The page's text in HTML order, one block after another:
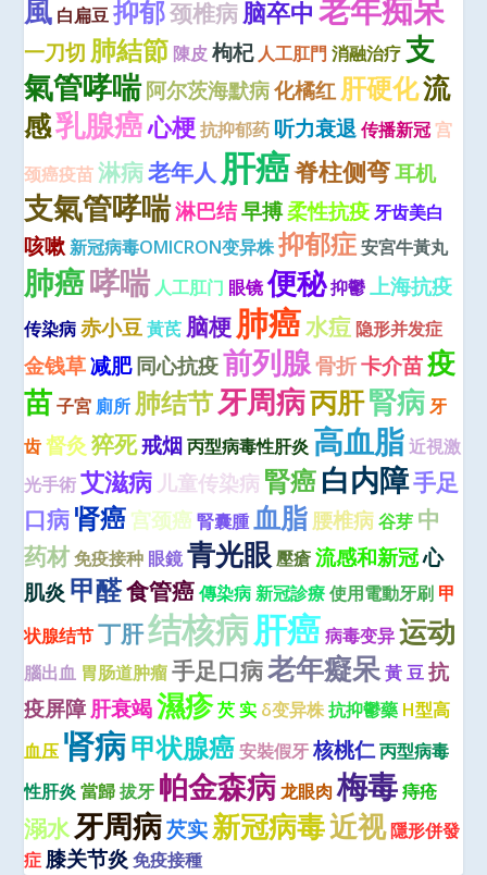
風 白扁豆 抑郁颈椎病脑卒中 老年痴呆
一刀切 肺結節 陳皮 枸杞 人工肛門 消融治疗 支
氣管哮喘阿尔茨海默病化橘红肝硬化流
感乳腺癌心梗 抗抑郁药 听力衰退传播新冠 宫
颈癌疫苗 淋病老年人 肝癌脊柱侧弯耳机
支氣管哮喘淋巴结早搏柔性抗疫 牙齿美白
咳嗽 新冠病毒OMICRON变异株抑郁症 安宮牛黃丸
肺癌哮喘 人工肛门 眼镜便秘抑鬱 上海抗疫
传染病 赤小豆 黃芪 脑梗肺癌水痘 隐形并发症
金钱草减肥同心抗疫前列腺骨折卡介苗疫
苗 子宮 廁所 肺结节牙周病丙肝腎病 牙
齿 督灸 猝死戒烟 丙型病毒性肝炎 高血脂 近視激
光手術 艾滋病 儿童传染病 腎癌白内障手足
口病肾癌宫颈癌 腎囊腫血脂腰椎病 谷芽 中
药材 免疫接种 眼鏡青光眼 壓瘡 流感和新冠心
肌炎 甲醛食管癌 傳染病 新冠診療 使用電動牙刷 甲
状腺结节 丁肝结核病肝癌 病毒变异 运动
腦出血 胃肠道肿瘤 手足口病老年癡呆黃 豆 抗
疫屏障肝衰竭濕疹芡 实 δ变异株抗抑鬱藥 H型高
血压 肾病甲状腺癌 安裝假牙 核桃仁丙型病毒
性肝炎 當歸 拔牙 帕金森病 龙眼肉 梅毒 痔疮
溺水牙周病芡实新冠病毒近视隱形併發
症 膝关节炎 免疫接種